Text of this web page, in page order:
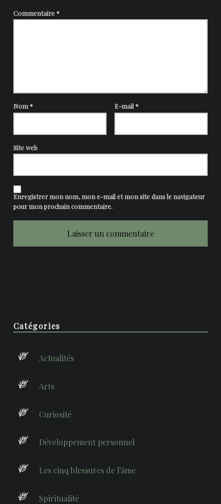
Commentaire *
Nom * E-mail *
Site web
Enregistrer mon nom, mon e-mail et mon site dans le navigateur
pour mon prochain commentaire.
Catégories
Actualités
Arts
Curiosité
Développement personnel
Les cinq blessures de l'âme
Spiritualité